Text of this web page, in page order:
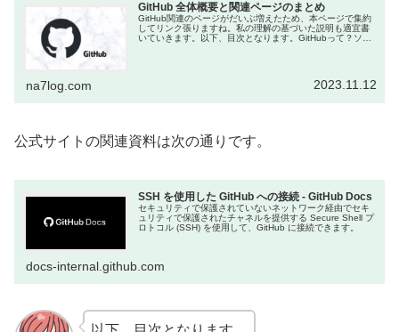
GitHub 全体概要と関連ページのまとめ
GitHub関連のページがだいぶ増えたため、本ページで集約
してリンク張りますね。私の理解の基づいた説明も適宜書
いていきます。以下、目次となります。GitHubって？ソー
na7log.com 2023.11.12
公式サイトの関連資料は次の通りです。
SSH を使用した GitHub への接続 - GitHub Docs
セキュリティで保護されていないネットワーク経由でセキ
ュリティで保護されたチャネルを提供する Secure Shell プ
ロトコル (SSH) を使用して、GitHub に接続できます。
docs-internal.github.com